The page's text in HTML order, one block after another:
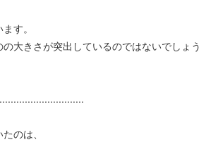
す。
大きさが突出しているのではないでしょう
のは、